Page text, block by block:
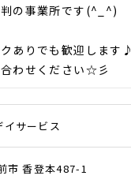
の事業所です(^_^)
ありでも歓迎します♪
わせください☆彡
サービス
市 香登本487-1